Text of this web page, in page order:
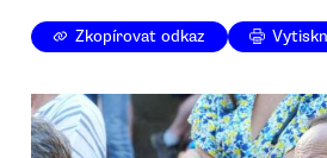
Zkopírovat odkaz